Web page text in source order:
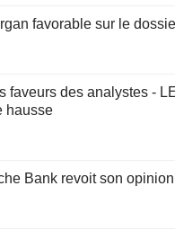
favorable sur le
faveurs des analystes -
hausse
Bank revoit son